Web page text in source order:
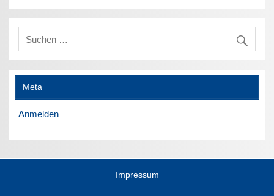
Meta
Anmelden
Impressum